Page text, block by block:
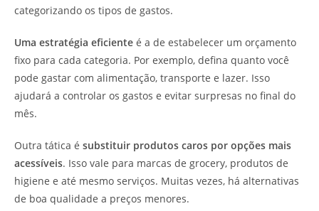
categorizando os tipos de gastos.
Uma estratégia eficiente é a de estabelecer um orçamento
fixo para cada categoria. Por exemplo, defina quanto você
pode gastar com alimentação, transporte e lazer. Isso
ajudará a controlar os gastos e evitar surpresas no final do
mês.
Outra tática é substituir produtos caros por opções mais
acessíveis. Isso vale para marcas de grocery, produtos de
higiene e até mesmo serviços. Muitas vezes, há alternativas
de boa qualidade a preços menores.